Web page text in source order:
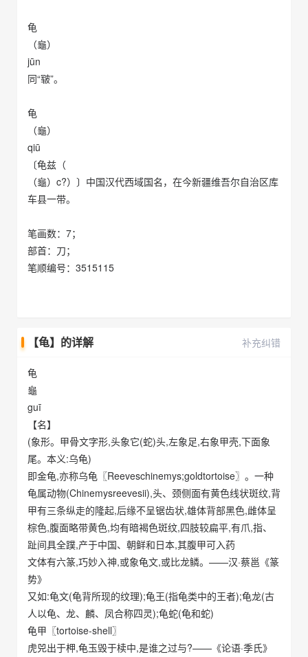
龟
（龜）
jūn
同“皲”。
龟
（龜）
qiū
〔龟兹（
（龜）c?）〕中国汉代西域国名，在今新疆维吾尔自治区库
车县一带。
笔画数：7；
部首：刀；
笔顺编号：3515115
【龟】的详解 补充纠错
龟
龜
guī
【名】
(象形。甲骨文字形,头象它(蛇)头,左象足,右象甲壳,下面象
尾。本义:乌龟)
即金龟,亦称乌龟〖Reeveschinemys;goldtortoise〗。一种
龟属动物(Chinemysreevesii),头、颈侧面有黄色线状斑纹,背
甲有三条纵走的隆起,后缘不呈锯齿状,雄体背部黑色,雌体呈
棕色,腹面略带黄色,均有暗褐色斑纹,四肢较扁平,有爪,指、
趾间具全蹼,产于中国、朝鲜和日本,其腹甲可入药
文体有六篆,巧妙入神,或象龟文,或比龙鳞。——汉·蔡邕《篆
势》
又如:龟文(龟背所现的纹理);龟王(指龟类中的王者);龟龙(古
人以龟、龙、麟、凤合称四灵);龟蛇(龟和蛇)
龟甲〖tortoise-shell〗
虎兕出于柙,龟玉毁于椟中,是谁之过与?——《论语·季氏》